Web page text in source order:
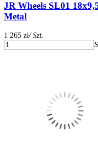
JR Wheels SL01
Metal
1 265 zł/ Szt.